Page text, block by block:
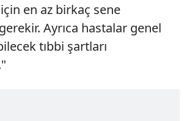
en az birkaç sene
Ayrıca hastalar genel
tıbbi şartları